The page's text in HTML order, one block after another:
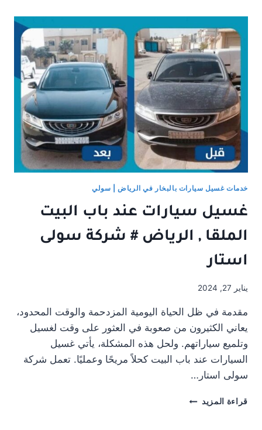
السيارات
بالبخار
في
حي
نمار
,
منطقة
خدمات غسيل سيارات بالبخار في الرياض | سولي
غسيل سيارات عند باب البيت
الملقا , الرياض # شركة سولى
استار
يناير 27, 2024
مقدمة في ظل الحياة اليومية المزدحمة والوقت المحدود،
يعاني الكثيرون من صعوبة في العثور على وقت لغسيل
وتلميع سياراتهم. ولحل هذه المشكلة، يأتي غسيل
السيارات عند باب البيت كحلاً مريحًا وعمليًا. تعمل شركة
سولى استار…
قراءة المزيد غسيل